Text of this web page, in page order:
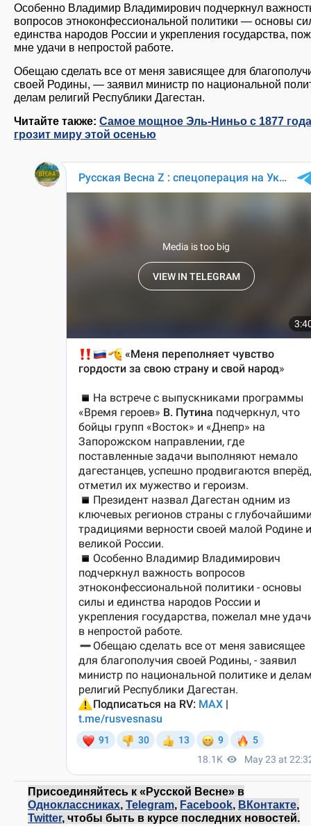
Особенно Владимир Владимирович подчеркнул
вопросов этноконфессиональной политики — основы
единства народов России и укрепления государства,
мне удачи в непростой работе.
Обещаю сделать все от меня зависящее для
своей Родины, — заявил министр по национальной
делам религий Республики Дагестан.
Читайте также: Самое мощное Эль-Ниньо с 1877 года
грозит миру этой осенью
Присоединяйтесь к «Русской Весне» в
Одноклассниках, Telegram, Facebook, ВКонтакте,
Twitter, чтобы быть в курсе последних новостей.